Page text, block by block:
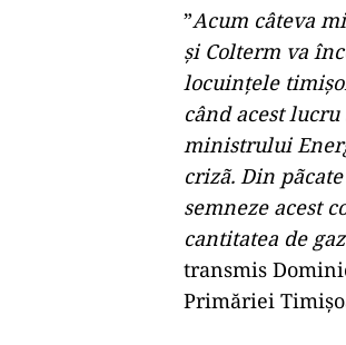
”Acum câteva
şi Colterm va
locuinţele
când acest
ministrului
crizã. Din
semneze acest
cantitatea de
transmis
Primăriei